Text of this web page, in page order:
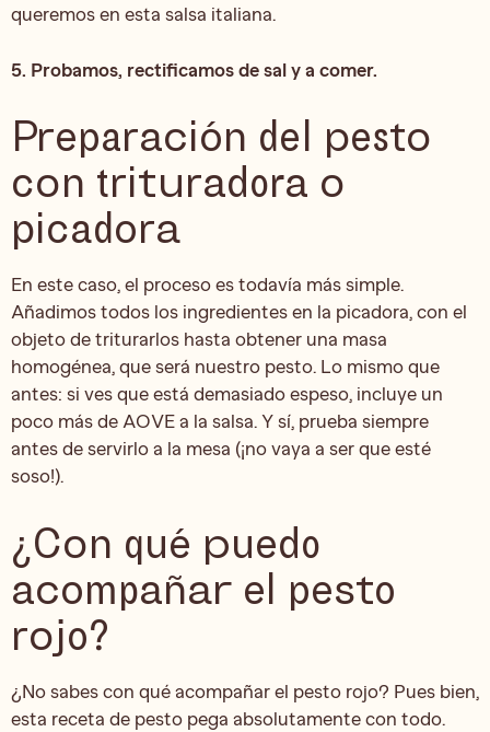
queremos en esta salsa italiana.
5. Probamos, rectificamos de sal y a comer.
Preparación del pesto
con trituradora o
picadora
En este caso, el proceso es todavía más simple.
Añadimos todos los ingredientes en la picadora, con el
objeto de triturarlos hasta obtener una masa
homogénea, que será nuestro pesto. Lo mismo que
antes: si ves que está demasiado espeso, incluye un
poco más de AOVE a la salsa. Y sí, prueba siempre
antes de servirlo a la mesa (¡no vaya a ser que esté
soso!).
¿Con qué puedo
acompañar el pesto
rojo?
¿No sabes con qué acompañar el pesto rojo? Pues bien,
esta receta de pesto pega absolutamente con todo.